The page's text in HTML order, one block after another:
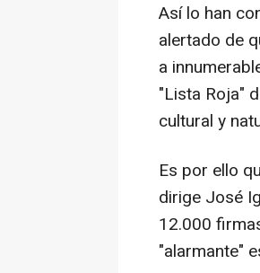
Así lo han
alertado de
a
"Lista Roja"
cultural y
Es por ello
dirige José
12.000
"alarmante"